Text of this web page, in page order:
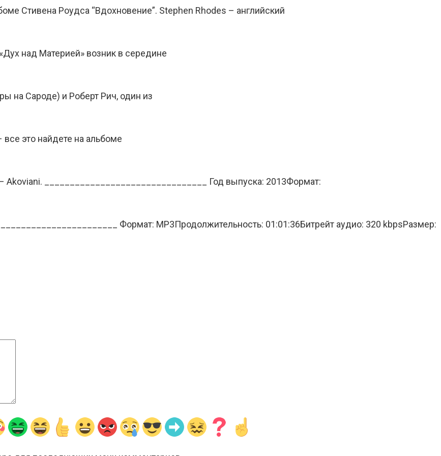
Стивена Роудса “Вдохновение”. Stephen Rhodes – английский
над Материей» возник в середине
на Сароде) и Роберт Рич, один из
это найдете на альбоме
________________________________ Год выпуска: 2013Формат:
Формат: MP3Продолжительность: 01:01:36Битрейт аудио: 320 kbpsРазмер: